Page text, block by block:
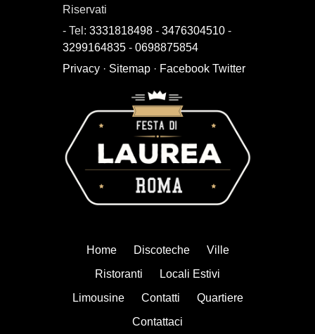
Riservati
- Tel: 3331818498 - 3476304510 -
3299164835 - 0698875854
Privacy · Sitemap · Facebook Twitter
Home Discoteche
Ville
Ristoranti
Locali Estivi
Limousine
Contatti
Quartiere
Contattaci